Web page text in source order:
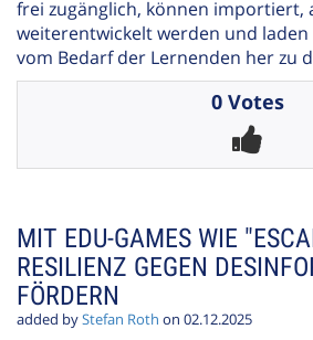
frei zugänglich, können importiert,
weiterentwickelt werden und laden
vom Bedarf der Lernenden her zu
0 Votes
MIT EDU-GAMES WIE
RESILIENZ GEGEN
FÖRDERN
added byStefan Roth on 02.12.2025